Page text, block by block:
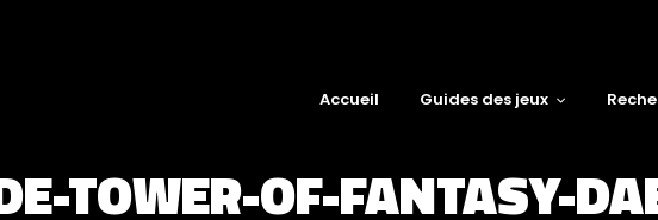
Accueil Guides des jeux
TOWER-OF-FANTASY-